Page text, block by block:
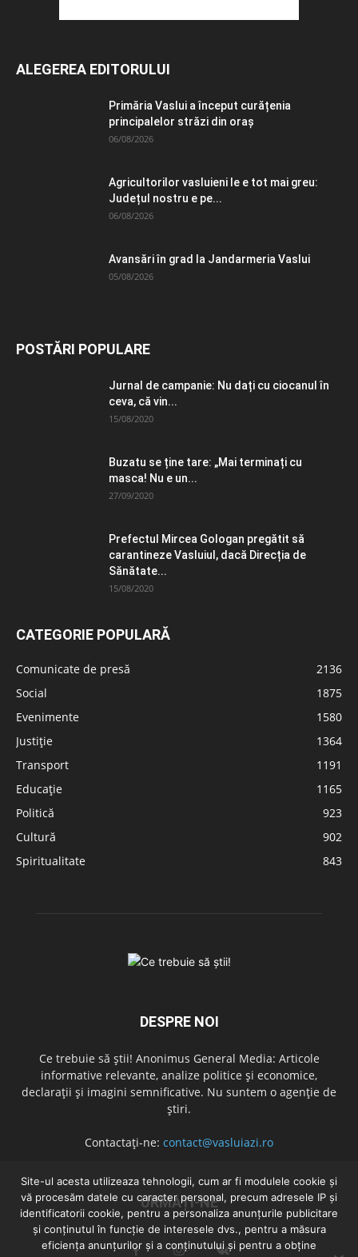
ALEGEREA EDITORULUI
Primăria Vaslui a început curățenia
principalelor străzi din oraș
06/08/2026
Agricultorilor vasluieni le e tot mai greu:
Județul nostru e pe...
06/08/2026
Avansări în grad la Jandarmeria Vaslui
05/08/2026
POSTĂRI POPULARE
Jurnal de campanie: Nu dați cu ciocanul în
ceva, că vin...
15/08/2020
Buzatu se ține tare: „Mai terminați cu
masca! Nu e un...
27/09/2020
Prefectul Mircea Gologan pregătit să
carantineze Vasluiul, dacă Direcția de
Sănătate...
15/08/2020
CATEGORIE POPULARĂ
Comunicate de presă
2136
Social
1875
Evenimente
1580
Justiție
1364
Transport
1191
Educație
1165
Politică
923
Cultură
902
Spiritualitate
843
DESPRE NOI
Ce trebuie să știi! Anonimus General Media: Articole
informative relevante, analize politice și economice,
declarații și imagini semnificative. Nu suntem o agenție de
știri.
Contactați-ne: contact@vasluiazi.ro
URMAȚI-NE
Site-ul acesta utilizeaza tehnologii, cum ar fi modulele cookie și
vă procesăm datele cu caracter personal, precum adresele IP și
identificatorii cookie, pentru a personaliza anunțurile publicitare
și conținutul în funcție de interesele dvs., pentru a măsura
eficiența anunțurilor și a conținutului și pentru a obține